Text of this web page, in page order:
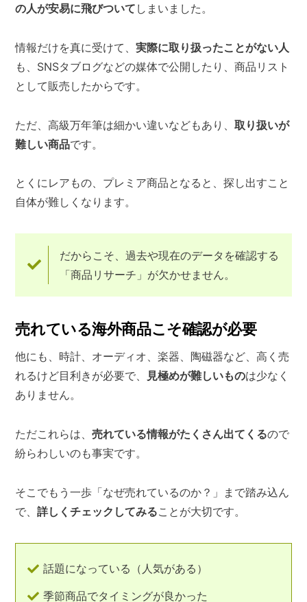
の人が安易に飛びついて しまいました。
情報だけを真に受けて、実際に取り扱ったことがない人
も、SNSタブログなどの媒体で公開したり、商品リスト
として販売したからです。
ただ、高級万年筆は細かい違いなどもあり、取り扱いが
難しい商品です。
とくにレアもの、プレミア商品となると、探し出すこと
自体が難しくなります。
だからこそ、過去や現在のデータを確認する
「商品リサーチ」が欠かせません。
売れている海外商品こそ確認が必要
他にも、時計、オーディオ、楽器、陶磁器など、高く売
れるけど目利きが必要で、
見極めが難しいものは少なく
ありません。
ただこれらは、売れている情報がたくさん出てくるので
紛らわしいのも事実です。
そこでもう一歩「なぜ売れているのか？」まで踏み込ん
で、詳しくチェックしてみることが大切です。
話題になっている（人気がある）
季節商品でタイミングが良かった